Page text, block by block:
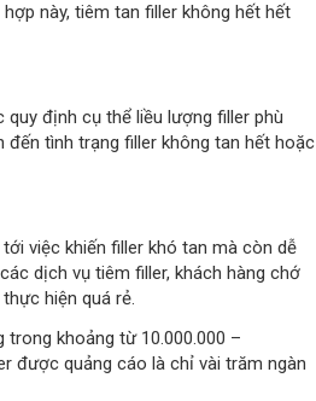
này, tiêm tan filler không hết hết
định cụ thể liều lượng filler phù
tình trạng filler không tan hết hoặc
việc khiến filler khó tan mà còn dễ
dịch vụ tiêm filler, khách hàng chớ
hiện quá rẻ.
khoảng từ 10.000.000 –
được quảng cáo là chỉ vài trăm ngàn